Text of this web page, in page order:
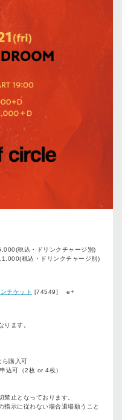
税込・ドリンクチャージ別)
税込・ドリンクチャージ別)
チケット [74549] e+
ます。
ら購入可
込可（2枚 or 4枚）
禁止となっております。
指示に従わない場合退場願うこと